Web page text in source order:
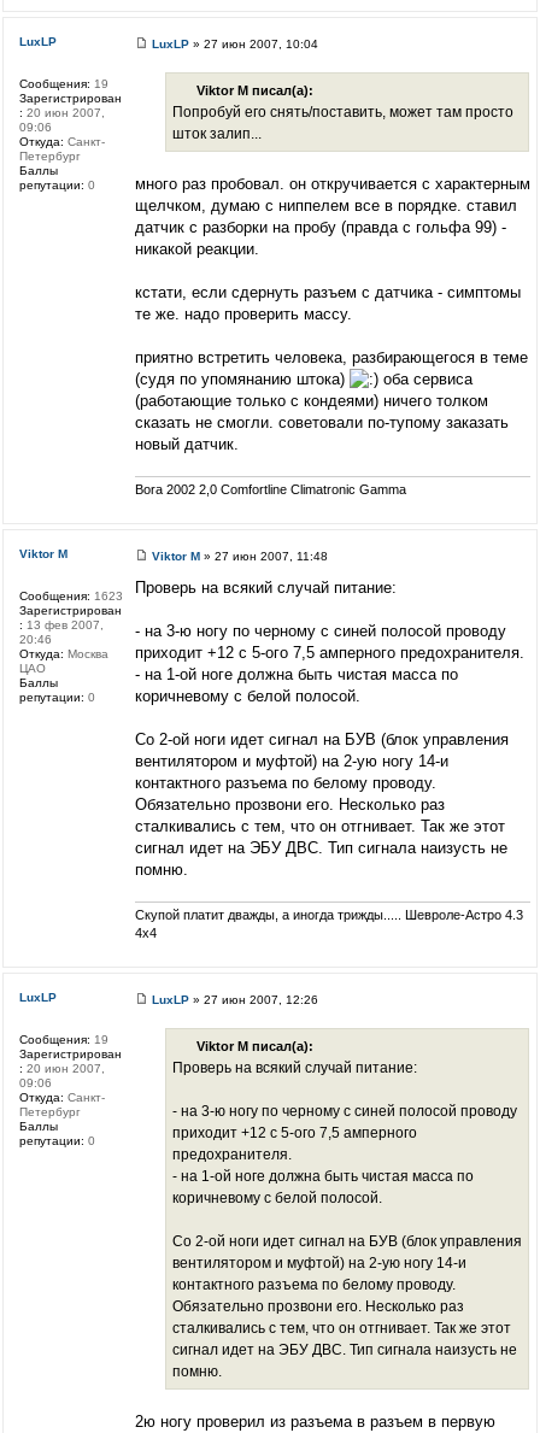
LuxLP» 27 июн 2007, 10:04
Viktor M писал(а):
Попробуй его снять/поставить, может там просто
шток залип...
много раз пробовал. он откручивается с характерным
щелчком, думаю с ниппелем все в порядке. ставил
датчик с разборки на пробу (правда с гольфа 99) -
никакой реакции.
кстати, если сдернуть разъем с датчика - симптомы
те же. надо проверить массу.
приятно встретить человека, разбирающегося в теме
(судя по упомянанию штока)
оба сервиса
(работающие только с кондеями) ничего толком
сказать не смогли. советовали по-тупому заказать
новый датчик.
Bora 2002 2,0 Comfortline Climatronic Gamma
LuxLP
Сообщения: 19
Зарегистрирован
: 20 июн 2007,
09:06
Откуда: Санкт-
Петербург
Баллы
репутации: 0
Viktor M» 27 июн 2007, 11:48
Проверь на всякий случай питание:
- на 3-ю ногу по черному с синей полосой проводу
приходит +12 с 5-ого 7,5 амперного предохранителя.
- на 1-ой ноге должна быть чистая масса по
коричневому с белой полосой.
Со 2-ой ноги идет сигнал на БУВ (блок управления
вентилятором и муфтой) на 2-ую ногу 14-и
контактного разъема по белому проводу.
Обязательно прозвони его. Несколько раз
сталкивались с тем, что он отгнивает. Так же этот
сигнал идет на ЭБУ ДВС. Тип сигнала наизусть не
помню.
Скупой платит дважды, а иногда трижды..... Шевроле-Астро 4.3
4х4
Viktor M
Сообщения: 1623
Зарегистрирован
: 13 фев 2007,
20:46
Откуда: Москва
ЦАО
Баллы
репутации: 0
LuxLP» 27 июн 2007, 12:26
Viktor M писал(а):
Проверь на всякий случай питание:
- на 3-ю ногу по черному с синей полосой проводу
приходит +12 с 5-ого 7,5 амперного
предохранителя.
- на 1-ой ноге должна быть чистая масса по
коричневому с белой полосой.
Со 2-ой ноги идет сигнал на БУВ (блок управления
вентилятором и муфтой) на 2-ую ногу 14-и
контактного разъема по белому проводу.
Обязательно прозвони его. Несколько раз
сталкивались с тем, что он отгнивает. Так же этот
сигнал идет на ЭБУ ДВС. Тип сигнала наизусть не
помню.
2ю ногу проверил из разъема в разъем в первую
LuxLP
Сообщения: 19
Зарегистрирован
: 20 июн 2007,
09:06
Откуда: Санкт-
Петербург
Баллы
репутации: 0